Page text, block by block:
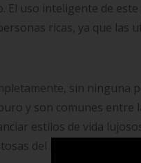
El uso inteligente de
ricas, ya que las
sin ninguna
y son comunes
estilos de vida
del mundo, ya que